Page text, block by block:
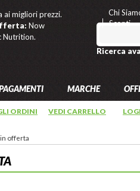
ai migliori prezzi.
Now
Nutrition.
Chi
Sconti
Ricerca
MARCHE
ORDINI VEDI CARRELLO
offerta